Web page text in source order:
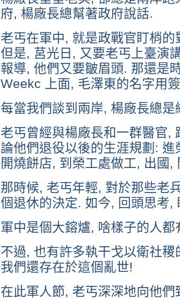
府, 楊廠長總幫著政府說話.
老丐在軍中, 就是政戰官盯梢
但是, 莒光日, 又要老丐上臺演
報導, 他們又要皺眉頭. 那還是
Weekc 上面, 毛澤東的名字用
每當我們談到兩岸, 楊廠長總
老丐曾經與楊廠長和一群醫官,
論他們退役以後的生涯規劃:
開燒餅店, 到榮工處做工, 出國,
那時候, 老丐年輕, 對於那些老
個退休的決定. 如今, 回頭思考,
軍中是個大鎔爐, 啥樣子的人
不過, 也有許多執干戈以衛社
我們還存在於這個亂世!
在此軍人節, 老丐深深地向他們